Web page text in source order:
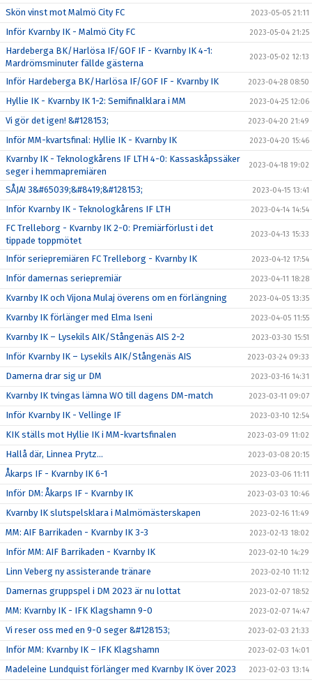
Skön vinst mot Malmö City FC 2023-05-05 21:11
Inför Kvarnby IK - Malmö City FC 2023-05-04 21:25
Hardeberga BK/Harlösa IF/GOF IF - Kvarnby IK 4-1:
Mardrömsminuter fällde gästerna
2023-05-02 12:13
Inför Hardeberga BK/Harlösa IF/GOF IF - Kvarnby IK 2023-04-28 08:50
Hyllie IK - Kvarnby IK 1-2: Semifinalklara i MM 2023-04-25 12:06
Vi gör det igen! &#128153; 2023-04-20 21:49
Inför MM-kvartsfinal: Hyllie IK - Kvarnby IK 2023-04-20 15:46
Kvarnby IK - Teknologkårens IF LTH 4-0: Kassaskåpssäker
seger i hemmapremiären
2023-04-18 19:02
SÅJA! 3&#65039;&#8419;&#128153; 2023-04-15 13:41
Inför Kvarnby IK - Teknologkårens IF LTH 2023-04-14 14:54
FC Trelleborg - Kvarnby IK 2-0: Premiärförlust i det
tippade toppmötet
2023-04-13 15:33
Inför seriepremiären FC Trelleborg - Kvarnby IK 2023-04-12 17:54
Inför damernas seriepremiär 2023-04-11 18:28
Kvarnby IK och Vijona Mulaj överens om en förlängning 2023-04-05 13:35
Kvarnby IK förlänger med Elma Iseni 2023-04-05 11:55
Kvarnby IK – Lysekils AIK/Stångenäs AIS 2-2 2023-03-30 15:51
Inför Kvarnby IK – Lysekils AIK/Stångenäs AIS 2023-03-24 09:33
Damerna drar sig ur DM 2023-03-16 14:31
Kvarnby IK tvingas lämna WO till dagens DM-match 2023-03-11 09:07
Inför Kvarnby IK - Vellinge IF 2023-03-10 12:54
KIK ställs mot Hyllie IK i MM-kvartsfinalen 2023-03-09 11:02
Hallå där, Linnea Prytz... 2023-03-08 20:15
Åkarps IF - Kvarnby IK 6-1 2023-03-06 11:11
Inför DM: Åkarps IF - Kvarnby IK 2023-03-03 10:46
Kvarnby IK slutspelsklara i Malmömästerskapen 2023-02-16 11:49
MM: AIF Barrikaden - Kvarnby IK 3-3 2023-02-13 18:02
Inför MM: AIF Barrikaden - Kvarnby IK 2023-02-10 14:29
Linn Veberg ny assisterande tränare 2023-02-10 11:12
Damernas gruppspel i DM 2023 är nu lottat 2023-02-07 18:52
MM: Kvarnby IK - IFK Klagshamn 9-0 2023-02-07 14:47
Vi reser oss med en 9-0 seger &#128153; 2023-02-03 21:33
Inför MM: Kvarnby IK – IFK Klagshamn 2023-02-03 14:01
Madeleine Lundquist förlänger med Kvarnby IK över 2023 2023-02-03 13:14